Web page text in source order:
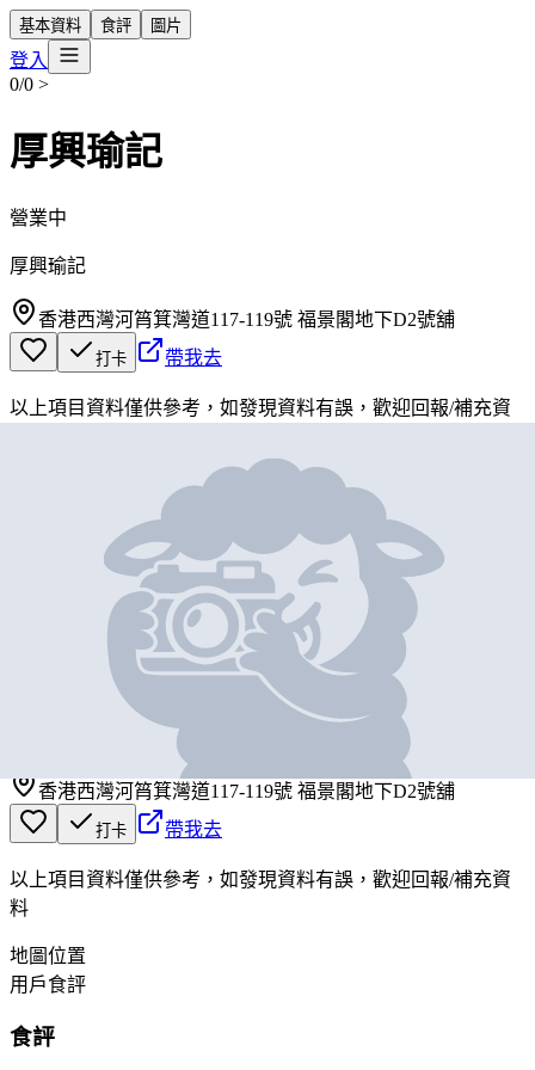
基本資料 食評 圖片
登入
0/0 >
厚興瑜記
營業中
厚興瑜記
香港西灣河筲箕灣道117-119號 福景閣地下D2號舖
打卡 帶我去
以上項目資料僅供參考，如發現資料有誤，歡迎回報/補充資
厚興瑜記
香港西灣河筲箕灣道117-119號 福景閣地下D2號舖
打卡 帶我去
以上項目資料僅供參考，如發現資料有誤，歡迎回報/補充資
料
地圖位置
用戶食評
食評